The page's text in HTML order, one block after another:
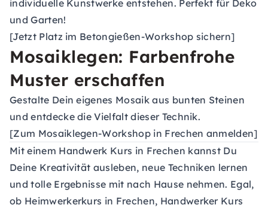
individuelle Kunstwerke entstehen. Perfekt für Deko
und Garten!
[Jetzt Platz im Betongießen-Workshop sichern]
Mosaiklegen: Farbenfrohe
Muster erschaffen
Gestalte Dein eigenes Mosaik aus bunten Steinen
und entdecke die Vielfalt dieser Technik.
[Zum Mosaiklegen-Workshop in Frechen anmelden]
Mit einem Handwerk Kurs in Frechen kannst Du
Deine Kreativität ausleben, neue Techniken lernen
und tolle Ergebnisse mit nach Hause nehmen. Egal,
ob Heimwerkerkurs in Frechen, Handwerker Kurs